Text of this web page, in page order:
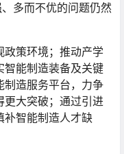
多而不优的问题仍然
政策环境；推动产学
智能制造装备及关键
制造服务平台，力争
更大突破；通过引进
补智能制造人才缺